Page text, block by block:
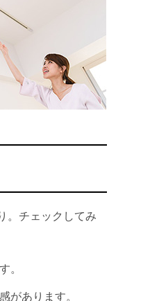
。チェックしてみ
。
があります。